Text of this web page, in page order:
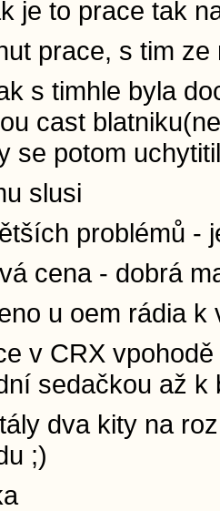
je to prace tak
prace, s tim
s timhle byla
cast
se potom
slusi
problémů -
cena - dobrá
u oem rádia
v CRX
sedačkou až
dva kity na
;)